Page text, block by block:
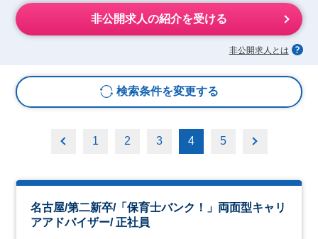
非公開求人の紹介を受ける
非公開求人とは
検索条件を変更する
1 2 3 4 5
名古屋/第二新卒/「保育士バンク！」両面型キャリ
アアドバイザー/ 正社員